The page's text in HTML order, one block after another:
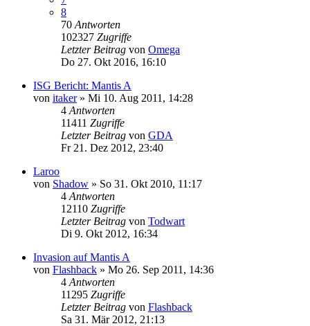
8
70 Antworten
102327 Zugriffe
Letzter Beitrag von Omega
Do 27. Okt 2016, 16:10
ISG Bericht: Mantis A
von itaker» Mi 10. Aug 2011, 14:28
4 Antworten
11411 Zugriffe
Letzter Beitrag von GDA
Fr 21. Dez 2012, 23:40
Laroo
von Shadow » So 31. Okt 2010, 11:17
4 Antworten
12110 Zugriffe
Letzter Beitrag von Todwart
Di 9. Okt 2012, 16:34
Invasion auf Mantis A
von Flashback » Mo 26. Sep 2011, 14:36
4 Antworten
11295 Zugriffe
Letzter Beitrag von Flashback
Sa 31. Mär 2012, 21:13